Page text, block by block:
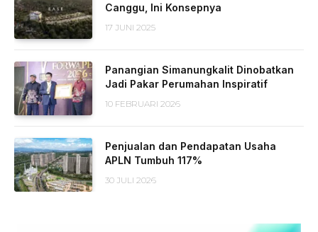
Canggu, Ini Konsepnya
17 JUNI 2025
Panangian Simanungkalit Dinobatkan
Jadi Pakar Perumahan Inspiratif
10 FEBRUARI 2026
Penjualan dan Pendapatan Usaha
APLN Tumbuh 117%
30 JULI 2026